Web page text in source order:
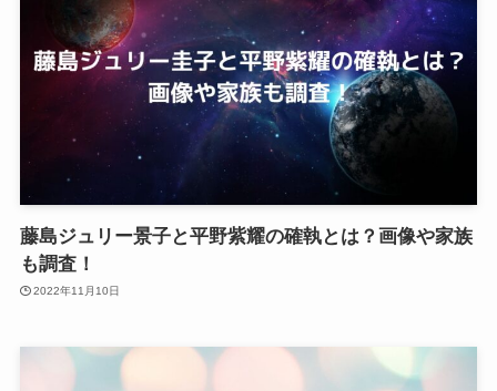
藤島ジュリー景子と平野紫耀の確執とは？画像や家族
も調査！
2022年11月10日